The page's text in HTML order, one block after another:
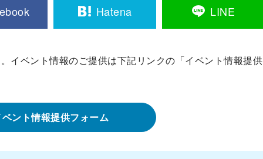
Hatena LINE
イベント情報のご提供は下記リンクの「イベント情報提供
ベント情報提供フォーム